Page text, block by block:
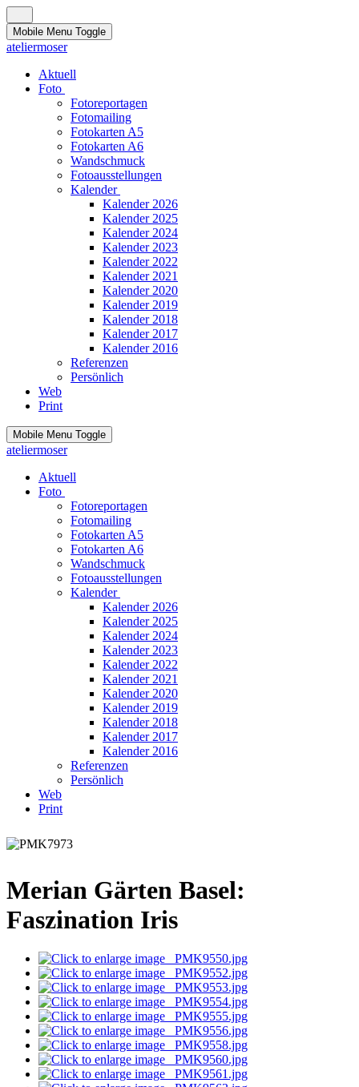
Mobile Menu Toggle
ateliermoser
Aktuell
Foto
Fotoreportagen
Fotomailing
Fotokarten A5
Fotokarten A6
Wandschmuck
Fotoausstellungen
Kalender
Kalender 2026
Kalender 2025
Kalender 2024
Kalender 2023
Kalender 2022
Kalender 2021
Kalender 2020
Kalender 2019
Kalender 2018
Kalender 2017
Kalender 2016
Referenzen
Persönlich
Web
Print
Mobile Menu Toggle
ateliermoser
Aktuell
Foto
Fotoreportagen
Fotomailing
Fotokarten A5
Fotokarten A6
Wandschmuck
Fotoausstellungen
Kalender
Kalender 2026
Kalender 2025
Kalender 2024
Kalender 2023
Kalender 2022
Kalender 2021
Kalender 2020
Kalender 2019
Kalender 2018
Kalender 2017
Kalender 2016
Referenzen
Persönlich
Web
Print
Merian Gärten Basel:
Faszination Iris